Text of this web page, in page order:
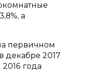
а
первичном
декабре 2017
года